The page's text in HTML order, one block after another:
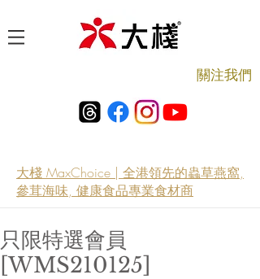
​關注我們
大棧 MaxChoice | 全港領先的蟲草燕窩,
參茸海味, 健康食品專業食材商
只限特選會員
[WMS210125]